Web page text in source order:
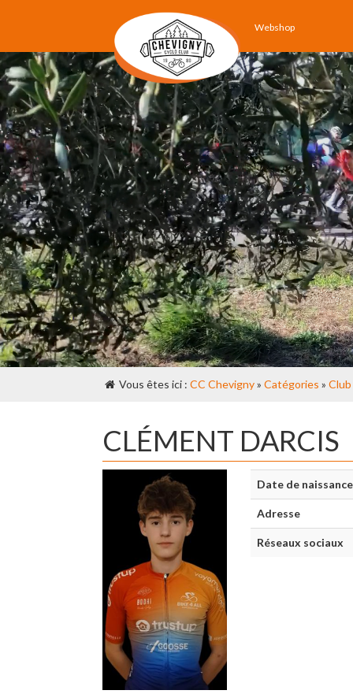
Webshop
Vous êtes ici : CC Chevigny» Catégories » Club
CLÉMENT DARCIS
Date de naissance
Adresse
Réseaux sociaux